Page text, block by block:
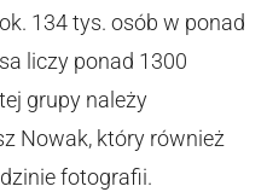
134 tys. osób w ponad
liczy ponad 1300
grupy należy
Nowak, który również
fotografii.